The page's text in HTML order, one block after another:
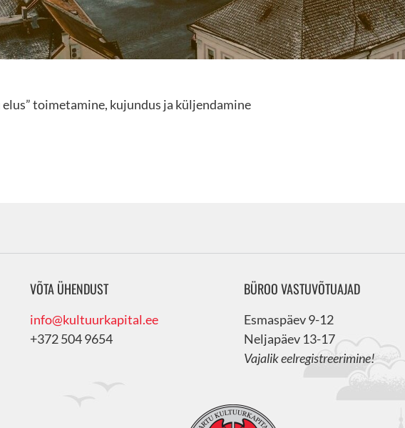
toimetamine, kujundus ja küljendamine
VÕTA ÜHENDUST
info@kultuurkapital.ee
+372 504 9654
BÜROO VASTUVÕTUAJAD
Esmaspäev 9-12
Neljapäev 13-17
Vajalik eelregistreerimine!